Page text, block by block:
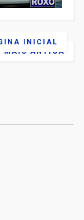
MAIS ANTIGA
INICIAL